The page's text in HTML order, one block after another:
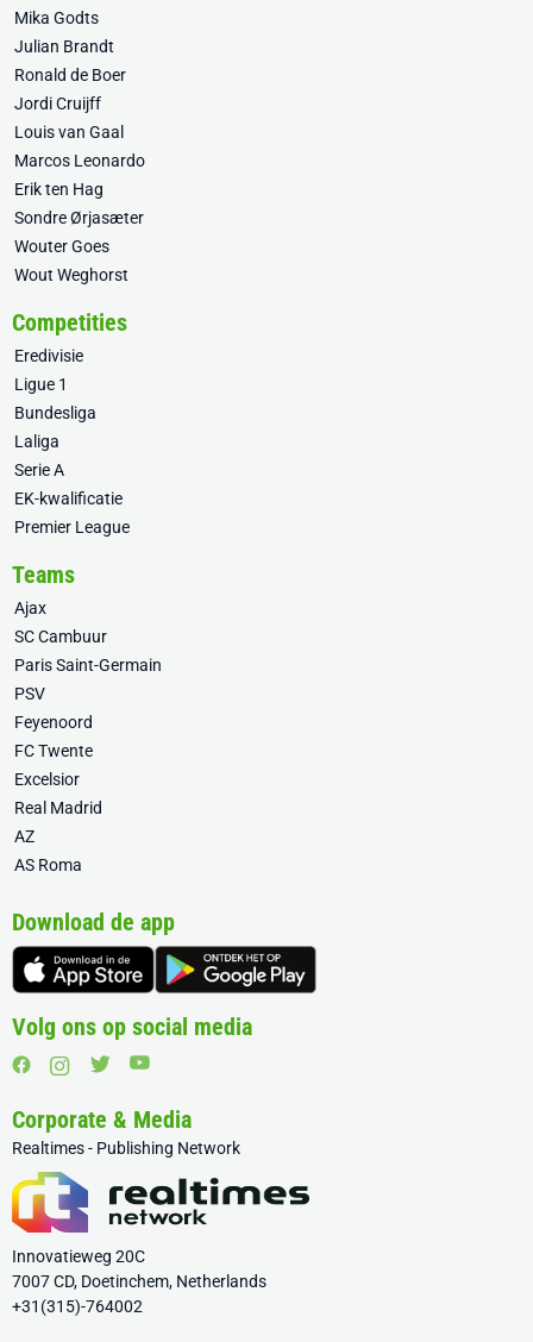
Mika Godts
Julian Brandt
Ronald de Boer
Jordi Cruijff
Louis van Gaal
Marcos Leonardo
Erik ten Hag
Sondre Ørjasæter
Wouter Goes
Wout Weghorst
Competities
Eredivisie
Ligue 1
Bundesliga
Laliga
Serie A
EK-kwalificatie
Premier League
Teams
Ajax
SC Cambuur
Paris Saint-Germain
PSV
Feyenoord
FC Twente
Excelsior
Real Madrid
AZ
AS Roma
Download de app
Volg ons op social media
Corporate & Media
Realtimes - Publishing Network
Innovatieweg 20C
7007 CD, Doetinchem, Netherlands
+31(315)-764002